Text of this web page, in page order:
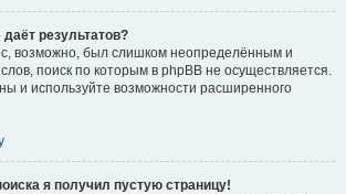
результатов?
возможно, был слишком неопределённым и
поиск по которым в phpBB не осуществляется.
и используйте возможности расширенного
я получил пустую страницу!